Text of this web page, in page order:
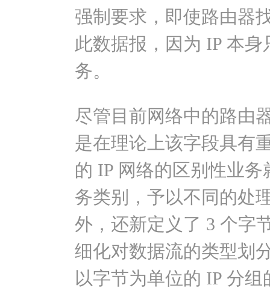
强制要求，即使路由器
此数据报，因为 IP 本
务。
尽管目前网络中的路由
是在理论上该字段具有
的 IP 网络的区别性业
务类别，予以不同的处
外，还新定义了 3 个字
细化对数据流的类型划
以字节为单位的 IP 分